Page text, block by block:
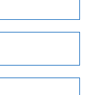
Cr(VI)
No
合状況ページへ
ご検索ください